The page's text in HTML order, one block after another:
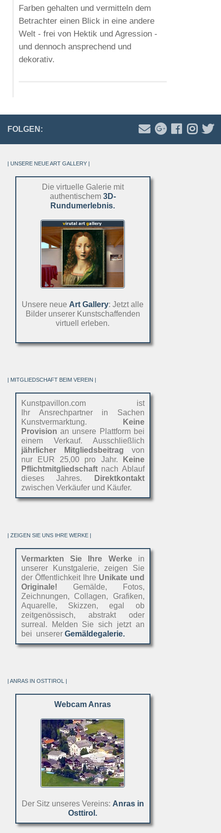
Farben gehalten und vermitteln dem
Betrachter einen Blick in eine andere
Welt - frei von Hektik und Agression -
und dennoch ansprechend und
dekorativ.
FOLGEN:
| UNSERE NEUE ART GALLERY |
Die virtuelle Galerie mit
authentischem 3D-
Rundumerlebnis.
Unsere neue Art Gallery: Jetzt alle
Bilder unserer Kunstschaffenden
virtuell erleben.
| MITGLIEDSCHAFT BEIM VEREIN |
Kunstpavillon.com ist
Ihr Ansrechpartner in Sachen
Kunstvermarktung.
Keine
Provision an unsere Plattform bei
einem Verkauf. Ausschließlich
jährlicher Mitgliedsbeitrag von
nur EUR 25,00 pro Jahr.
Keine
Pflichtmitgliedschaftnach Ablauf
dieses Jahres.
Direktkontakt
zwischen Verkäufer und Käufer.
| ZEIGEN SIE UNS IHRE WERKE |
Vermarkten Sie Ihre Werkein
unserer Kunstgalerie, zeigen Sie
der Öffentlichkeit Ihre Unikate und
Originale! Gemälde, Fotos,
Zeichnungen, Collagen, Grafiken,
Aquarelle, Skizzen, egal ob
zeitgenössisch, abstrakt oder
surreal. Melden Sie sich jetzt an
bei unserer Gemäldegalerie.
| ANRAS IN OSTTIROL |
Webcam Anras
Der Sitz unseres Vereins: Anras in
Osttirol.